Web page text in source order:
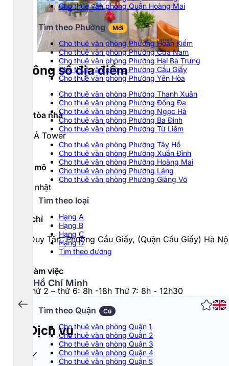
Cho thuê văn phòng Quận Hoàng Mai
Tìm theo Phường Mới
Cho thuê văn phòng Phường Hoàn Kiếm
Cho thuê văn phòng Phường Cửa Nam
Cho thuê văn phòng Phường Hai Bà Trưng
Cho thuê văn phòng Phường Cầu Giấy
Cho thuê văn phòng Phường Yên Hòa
Cho thuê văn phòng Phường Thanh Xuân
Cho thuê văn phòng Phường Đống Đa
Cho thuê văn phòng Phường Ngọc Hà
Cho thuê văn phòng Phường Ba Đình
Cho thuê văn phòng Phường Từ Liêm
Cho thuê văn phòng Phường Tây Hồ
Cho thuê văn phòng Phường Xuân Đỉnh
Cho thuê văn phòng Phường Hoàng Mai
Cho thuê văn phòng Phường Láng
Cho thuê văn phòng Phường Giảng Võ
Tìm theo loại
Hạng A
Hạng B
Hạng C
Hạng D
Tìm theo đường
Hồ Chí Minh
Tìm theo Quận Cũ
Cho thuê văn phòng Quận 1
Cho thuê văn phòng Quận 2
Cho thuê văn phòng Quận 3
Cho thuê văn phòng Quận 4
Cho thuê văn phòng Quận 5
Thông số địa điểm
Tên tòa nhà
Việt Á Tower
Quy mô
Cập nhật
Địa chỉ
09 Duy Tân, Phường Cầu Giấy, (Quận Cầu Giấy) Hà
Giờ làm việc
Từ thứ 2 – thứ 6: 8h -18h Thứ 7: 8h - 12h30
Dịch vụ